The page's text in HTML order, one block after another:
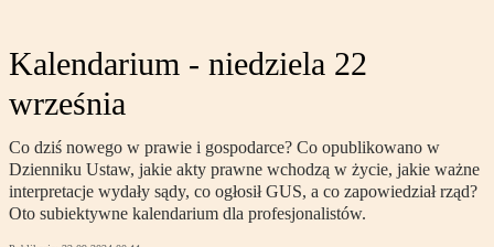
Kalendarium - niedziela 22
września
Co dziś nowego w prawie i gospodarce? Co opublikowano w
Dzienniku Ustaw, jakie akty prawne wchodzą w życie, jakie ważne
interpretacje wydały sądy, co ogłosił GUS, a co zapowiedział rząd?
Oto subiektywne kalendarium dla profesjonalistów.